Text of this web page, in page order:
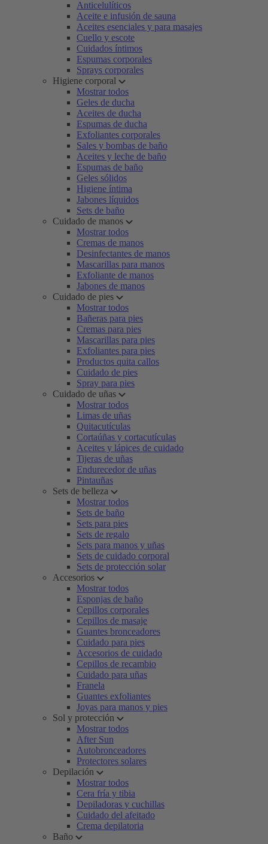
Anticelulíticos
Aceite e infusión de sauna
Aceites esenciales y para masajes
Cuello y escote
Cuidados íntimos
Espumas corporales
Sprays corporales
Higiene corporal
Mostrar todos
Geles de ducha
Aceites de ducha
Espumas de ducha
Exfoliantes corporales
Sales y bombas de baño
Aceites y leche de baño
Espumas de baño
Geles sólidos
Higiene íntima
Jabones líquidos
Sets de baño
Cuidado de manos
Mostrar todos
Cremas de manos
Desinfectantes de manos
Mascarillas para manos
Exfoliante de manos
Jabones de manos
Cuidado de pies
Mostrar todos
Bañeras para pies
Cremas para pies
Mascarillas para pies
Exfoliantes para pies
Productos quita callos
Cuidado de pies
Spray para pies
Cuidado de uñas
Mostrar todos
Limas de uñas
Quitacutículas
Cortaúñas y cortacutículas
Aceites y lápices de cuidado
Tijeras de uñas
Endurecedor de uñas
Pintauñas
Sets de belleza
Mostrar todos
Sets de baño
Sets para pies
Sets de regalo
Sets para manos y uñas
Sets de cuidado corporal
Sets de protección solar
Accesorios
Mostrar todos
Esponjas de baño
Cepillos corporales
Cepillos de masaje
Guantes bronceadores
Cuidado para pies
Accesorios de cuidado
Cepillos de recambio
Cuidado para uñas
Franela
Guantes exfoliantes
Joyas para manos y pies
Sol y protección
Mostrar todos
After Sun
Autobronceadores
Protectores solares
Depilación
Mostrar todos
Cera fría y tibia
Depiladoras y cuchillas
Cuidado del afeitado
Crema depilatoria
Baño